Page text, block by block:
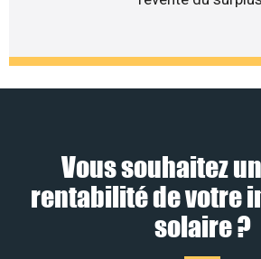
Vous souhaitez
rentabilité de votre
solaire ?